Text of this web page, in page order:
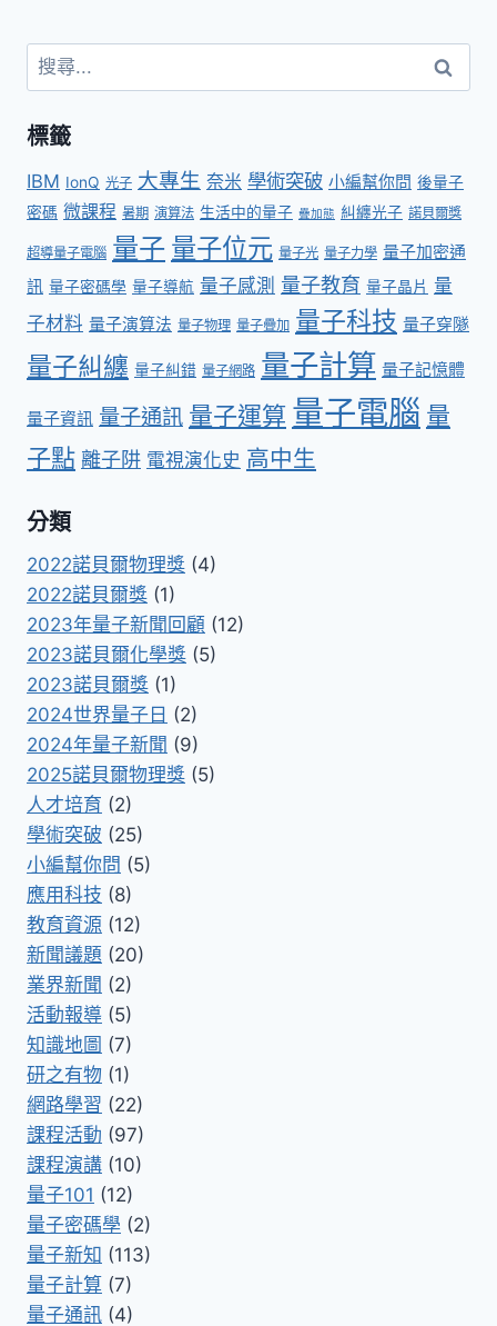
標籤
IBM IonQ 光子 大專生 奈米 學術突破 小編幫你問 後量子
密碼 微課程 暑期 演算法 生活中的量子 疊加態 糾纏光子 諾貝爾獎
超導量子電腦 量子 量子位元 量子光 量子力學 量子加密通
訊 量子密碼學 量子導航 量子感測 量子教育 量子晶片 量
子材料 量子演算法 量子物理 量子疊加 量子科技 量子穿隧
量子糾纏 量子糾錯 量子網路 量子計算 量子記憶體
量子資訊 量子通訊 量子運算 量子電腦 量
子點 離子阱 電視演化史 高中生
分類
2022諾貝爾物理獎 (4)
2022諾貝爾獎 (1)
2023年量子新聞回顧 (12)
2023諾貝爾化學獎 (5)
2023諾貝爾獎 (1)
2024世界量子日 (2)
2024年量子新聞 (9)
2025諾貝爾物理獎 (5)
人才培育 (2)
學術突破 (25)
小編幫你問 (5)
應用科技 (8)
教育資源 (12)
新聞議題 (20)
業界新聞 (2)
活動報導 (5)
知識地圖 (7)
研之有物 (1)
網路學習 (22)
課程活動 (97)
課程演講 (10)
量子101 (12)
量子密碼學 (2)
量子新知 (113)
量子計算 (7)
量子通訊 (4)